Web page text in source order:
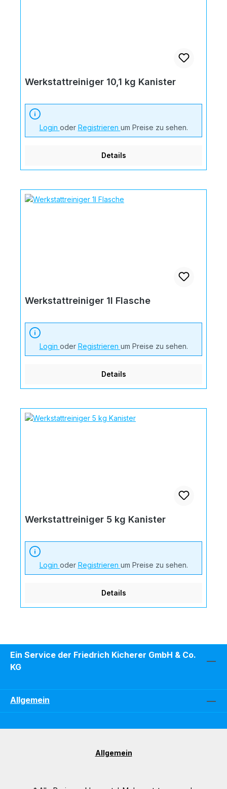
Werkstattreiniger 10,1 kg Kanister
Login oder Registrieren um Preise zu sehen.
Details
Werkstattreiniger 1l Flasche
Login oder Registrieren um Preise zu sehen.
Details
Werkstattreiniger 5 kg Kanister
Login oder Registrieren um Preise zu sehen.
Details
Ein Service der Friedrich Kicherer GmbH & Co.
KG
Allgemein
Allgemein